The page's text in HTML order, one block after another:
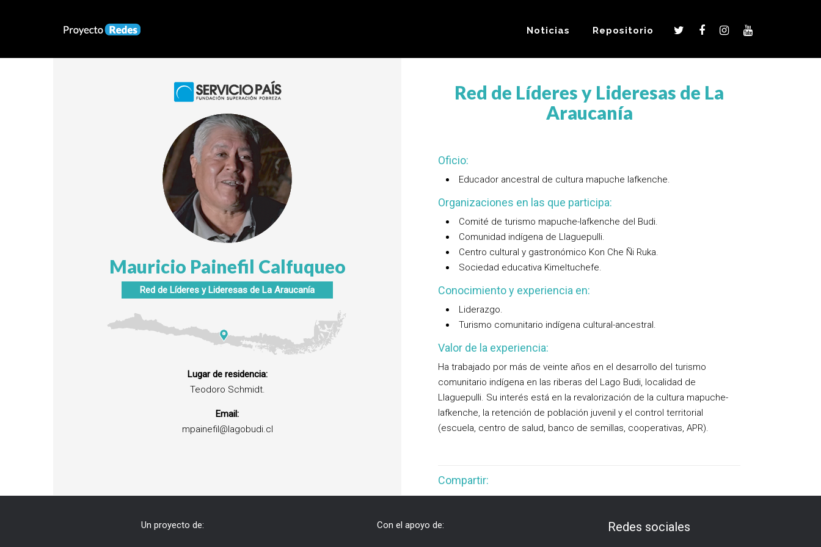
Noticias Repositorio
Mauricio Painefil Calfuqueo
Red de Líderes y Lideresas de La Araucanía
Lugar de residencia:
Teodoro Schmidt.
Email:
mpainefil@lagobudi.cl
Red de Líderes y Lideresas de La
Araucanía
Oficio:
Educador ancestral de cultura mapuche lafkenche.
Organizaciones en las que participa:
Comité de turismo mapuche-lafkenche del Budi.
Comunidad indígena de Llaguepulli.
Centro cultural y gastronómico Kon Che Ñi Ruka.
Sociedad educativa Kimeltuchefe.
Conocimiento y experiencia en:
Liderazgo.
Turismo comunitario indígena cultural-ancestral.
Valor de la experiencia:
Ha trabajado por más de veinte años en el desarrollo del turismo
comunitario indígena en las riberas del Lago Budi, localidad de
Llaguepulli. Su interés está en la revalorización de la cultura mapuche-
lafkenche, la retención de población juvenil y el control territorial
(escuela, centro de salud, banco de semillas, cooperativas, APR).
Compartir:
Un proyecto de: Con el apoyo de: Redes sociales